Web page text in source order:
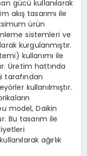
gücü kullanılarak
akış tasarımı ile
ürün
sistemleri ve
kurgulanmıştır.
kullanımı ile
Üretim hattında
tarafından
kullanılmıştır.
model, Daikin
Bu tasarım ile
ağırlık